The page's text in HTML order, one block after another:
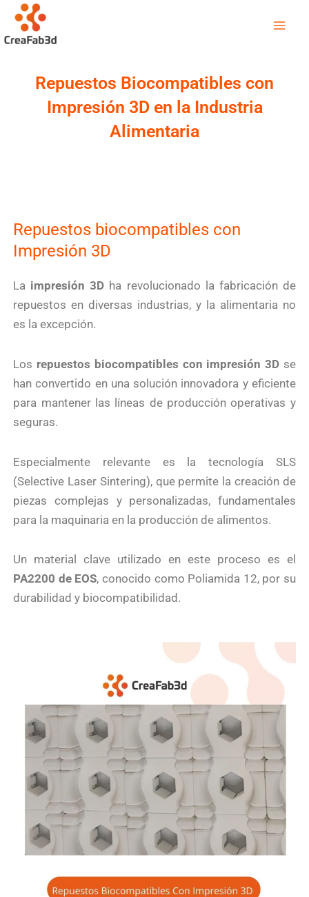
contenido
Repuestos Biocompatibles con
Impresión 3D en la Industria
Alimentaria
Repuestos biocompatibles con
Impresión 3D
La impresión 3D ha revolucionado la fabricación de
repuestos en diversas industrias, y la alimentaria no
es la excepción.
Los repuestos biocompatibles con impresión 3D se
han convertido en una solución innovadora y eficiente
para mantener las líneas de producción operativas y
seguras.
Especialmente relevante es la tecnología SLS
(Selective Laser Sintering), que permite la creación de
piezas complejas y personalizadas, fundamentales
para la maquinaria en la producción de alimentos.
Un material clave utilizado en este proceso es el
PA2200 de EOS, conocido como Poliamida 12, por su
durabilidad y biocompatibilidad.